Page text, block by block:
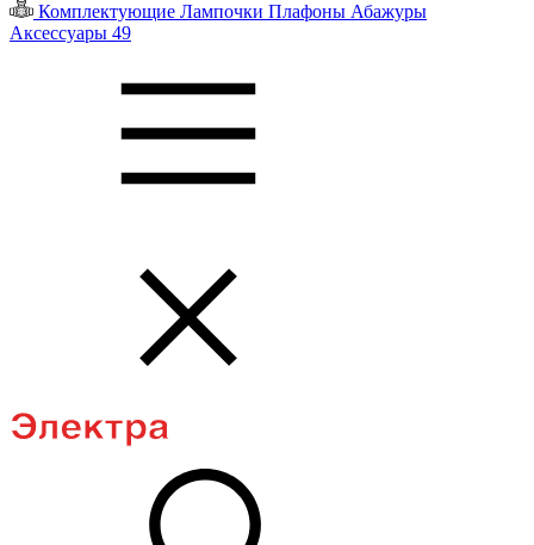
Комплектующие Лампочки Плафоны Абажуры
Аксессуары 49